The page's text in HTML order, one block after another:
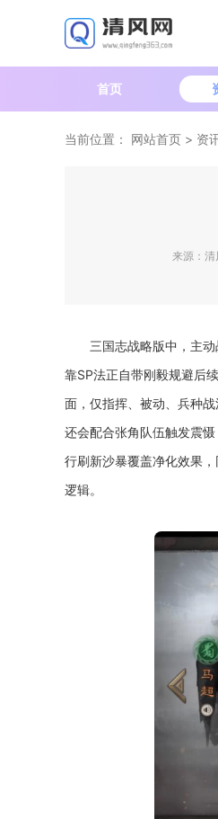
首页
当前位置： 网站首页 > 资
来源： 清
三国志战略版中，主
靠SP法正自带刚毅规避后
面，仅指挥、被动、兵种
还会配合张角队伍触发震
行刷新沙暴覆盖净化效果
逻辑。